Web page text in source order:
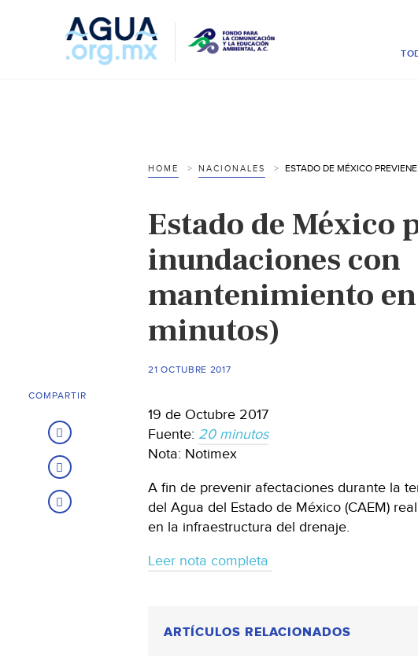
HOME NACIONALES
Estado de México
inundaciones con
mantenimiento
minutos)
21 OCTUBRE 2017
19 de Octubre 2017
Fuente: 20 minutos
Nota: Notimex
A fin de prevenir afectaciones durante la
del Agua del Estado de México (CAEM)
en la infraestructura del drenaje.
Leer nota completa
ARTÍCULOS RELACIONADOS
COMPARTIR